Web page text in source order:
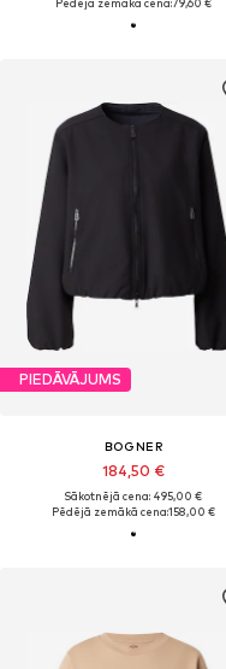
Pēdējā zemākā cena:79,60 €
PIEDĀVĀJUMS
BOGNER
184,50 €
Sākotnējā cena: 495,00 €
Pēdējā zemākā cena:158,00 €